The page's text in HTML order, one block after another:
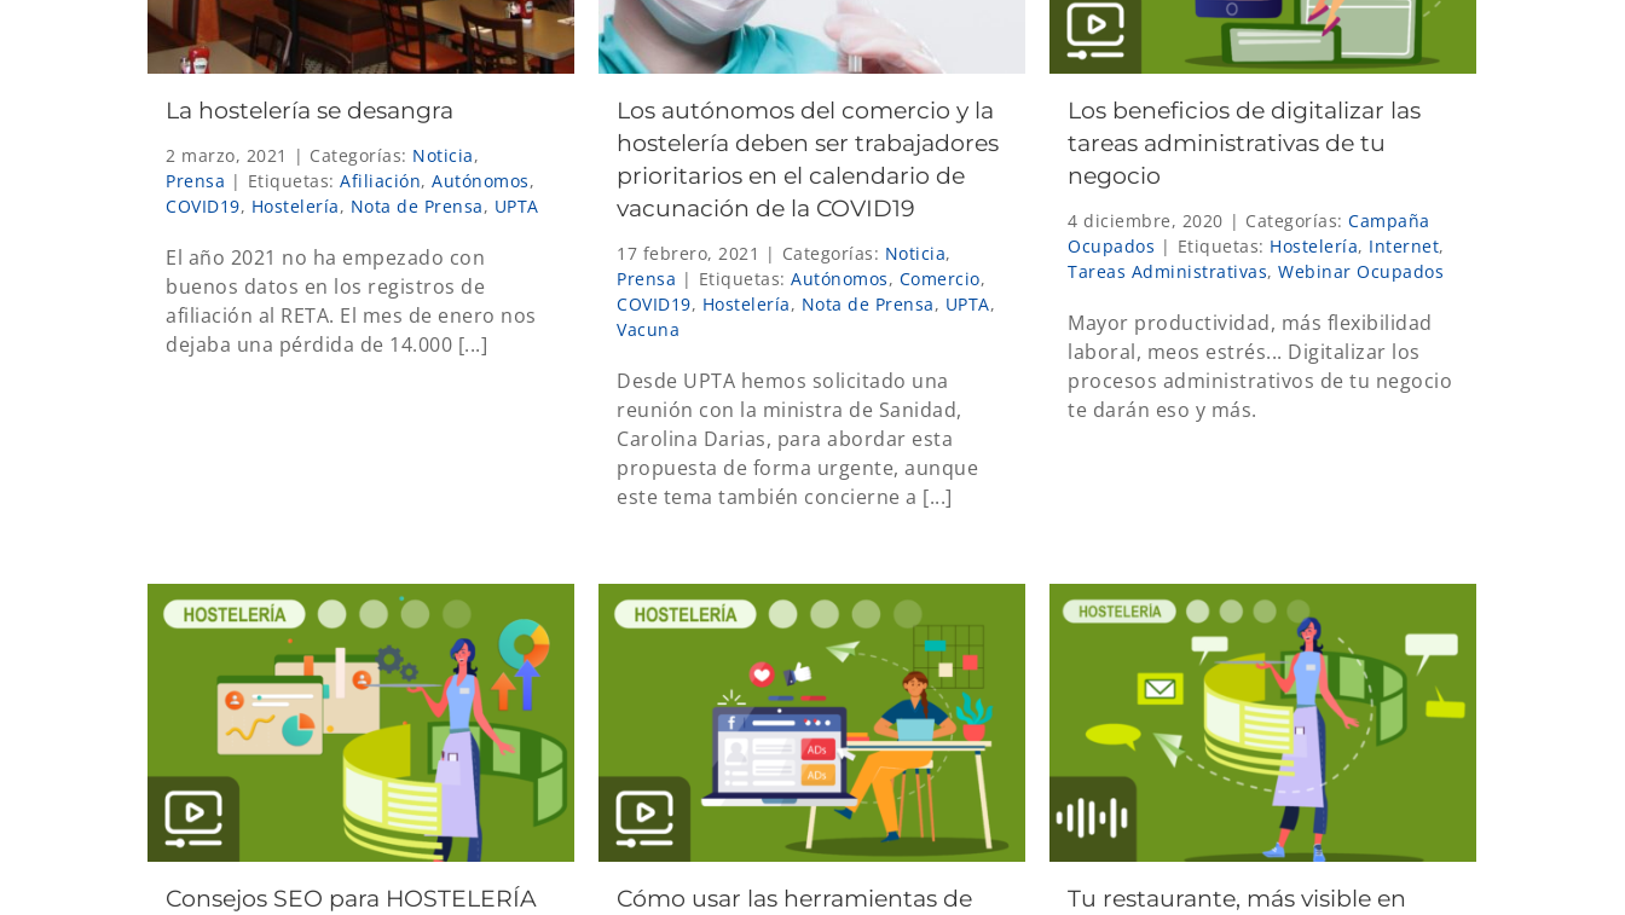
La hostelería se desangra
2 marzo, 2021 | Categorías: Noticia,
Prensa | Etiquetas: Afiliación, Autónomos,
COVID19, Hostelería, Nota de Prensa, UPTA
El año 2021 no ha empezado con
buenos datos en los registros de
afiliación al RETA. El mes de enero nos
dejaba una pérdida de 14.000 [...]
Los autónomos del comercio y la
hostelería deben ser trabajadores
prioritarios en el calendario de
vacunación de la COVID19
17 febrero, 2021 | Categorías: Noticia,
Prensa | Etiquetas: Autónomos, Comercio,
COVID19, Hostelería, Nota de Prensa, UPTA,
Vacuna
Desde UPTA hemos solicitado una
reunión con la ministra de Sanidad,
Carolina Darias, para abordar esta
propuesta de forma urgente, aunque
este tema también concierne a [...]
Los beneficios de digitalizar las
tareas administrativas de tu
negocio
4 diciembre, 2020 | Categorías: Campaña
Ocupados | Etiquetas: Hostelería, Internet,
Tareas Administrativas, Webinar Ocupados
Mayor productividad, más flexibilidad
laboral, meos estrés... Digitalizar los
procesos administrativos de tu negocio
te darán eso y más.
Consejos SEO para HOSTELERÍA
Cómo usar las herramientas de
Tu restaurante, más visible en